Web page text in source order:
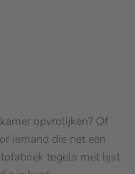
opvrolijken? Of
iemand die net een
tegels met lijst